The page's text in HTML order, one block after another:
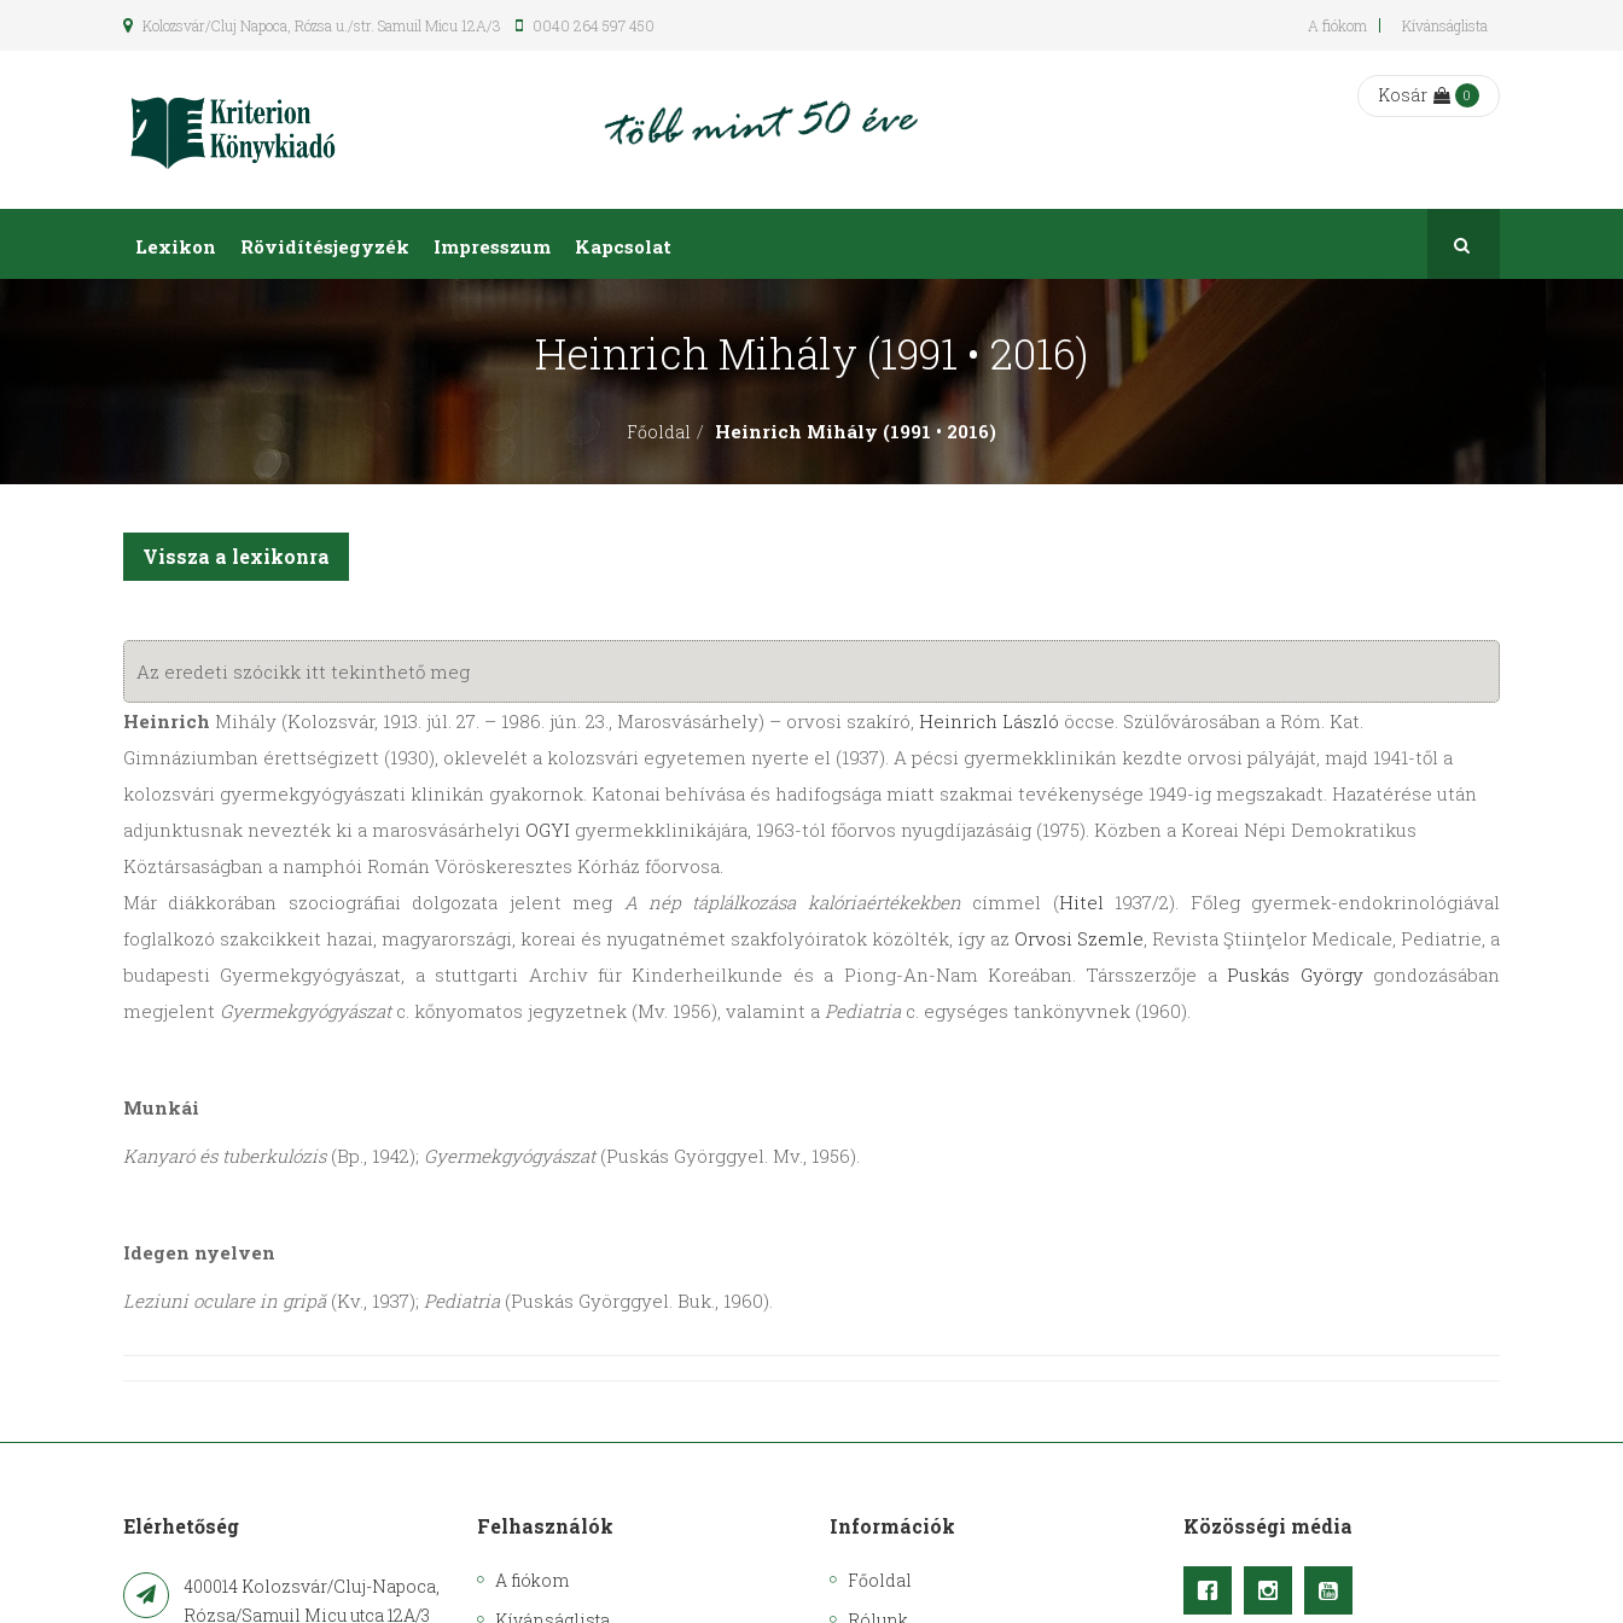
Kolozsvár/Cluj Napoca, Rózsa u./str. Samuil Micu 12A/3 0040 264 597 450 A fiókom Kívánságlista
Kosár 0
Lexikon Rövidítésjegyzék Impresszum Kapcsolat
Heinrich Mihály (1991 • 2016)
Főoldal Heinrich Mihály (1991 • 2016)
Vissza a lexikonra
Az eredeti szócikk itt tekinthető meg
Heinrich Mihály (Kolozsvár, 1913. júl. 27. – 1986. jún. 23., Marosvásárhely) – orvosi szakíró, Heinrich László öccse. Szülővárosában a Róm. Kat.
Gimnáziumban érettségizett (1930), oklevelét a kolozsvári egyetemen nyerte el (1937). A pécsi gyermekklinikán kezdte orvosi pályáját, majd 1941-től a
kolozsvári gyermekgyógyászati klinikán gyakornok. Katonai behívása és hadifogsága miatt szakmai tevékenysége 1949-ig megszakadt. Hazatérése után
adjunktusnak nevezték ki a marosvásárhelyi OGYI gyermekklinikájára, 1963-tól főorvos nyugdíjazásáig (1975). Közben a Koreai Népi Demokratikus
Köztársaságban a namphói Román Vöröskeresztes Kórház főorvosa.
Már diákkorában szociográfiai dolgozata jelent meg A nép táplálkozása kalóriaértékekbencímmel (Hitel 1937/2). Főleg gyermek-endokrinológiával
foglalkozó szakcikkeit hazai, magyarországi, koreai és nyugatnémet szakfolyóiratok közölték, így az Orvosi Szemle, Revista Ştiinţelor Medicale, Pediatrie, a
budapesti Gyermekgyógyászat, a stuttgarti Archiv für Kinderheilkunde és a Piong-An-Nam Koreában. Társszerzője a Puskás Györgygondozásában
megjelent Gyermekgyógyászatc. kőnyomatos jegyzetnek (Mv. 1956), valamint a Pediatria c. egységes tankönyvnek (1960).
Munkái
Kanyaró és tuberkulózis(Bp., 1942); Gyermekgyógyászat(Puskás Györggyel. Mv., 1956).
Idegen nyelven
Leziuni oculare in gripă(Kv., 1937); Pediatria (Puskás Györggyel. Buk., 1960).
Elérhetőség
400014 Kolozsvár/Cluj-Napoca,
Rózsa/Samuil Micu utca 12A/3
Felhasználók
A fiókom
Információk
Főoldal
Közösségi média